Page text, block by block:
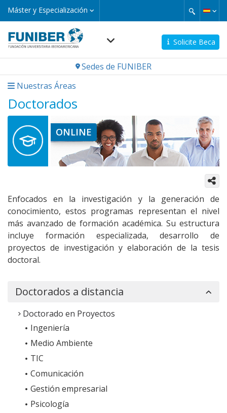
Pasar
principal
Máster y Especialización
Máster
y
Solicite Beca
Navegación
Sedes de FUNIBER
Nuestras Áreas
Doctorados
ONLINE
Enfocados en la investigación y la generación de
conocimiento, estos programas representan el nivel
más avanzado de formación académica. Su estructura
incluye formación especializada, desarrollo de
proyectos de investigación y elaboración de la tesis
doctoral.
Doctorados a distancia
Doctorado en Proyectos
Ingeniería
Medio Ambiente
TIC
Comunicación
Gestión empresarial
Psicología